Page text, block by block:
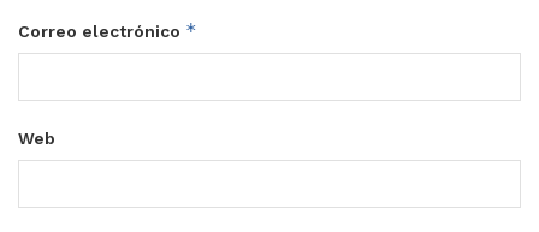
Correo electrónico *
Web